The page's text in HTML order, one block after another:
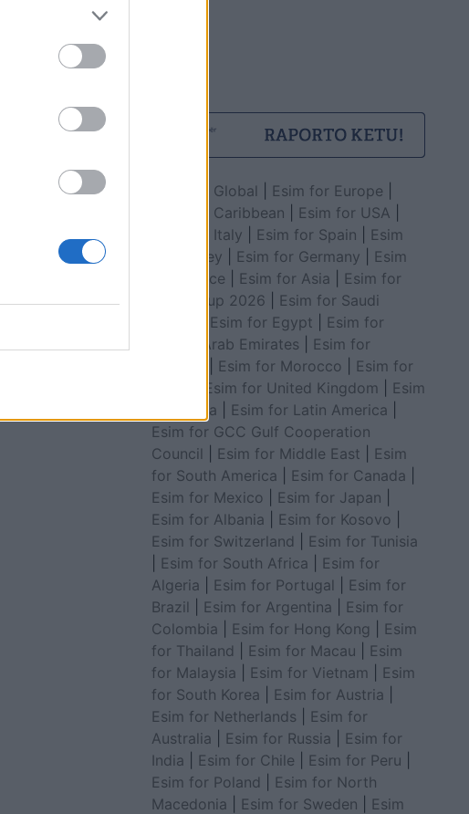
Esim for Global Esim for Europe
Esim for Caribbean
Esim for USA
Esim for Italy
Esim for Spain
Esim
for Turkey
Esim for Germany
Esim
for Greece
Esim for Asia
Esim for
World Cup 2026
Esim for Saudi
Esim for Egypt
Esim for
United Arab Emirates
Esim for
Esim for Morocco
Esim for
Esim for United Kingdom
Esim
for Africa
Esim for Latin America
Esim for GCC Gulf Cooperation
Council
Esim for Middle East
Esim
for South America
Esim for Canada
Esim for Mexico
Esim for Japan
Esim for Albania
Esim for Kosovo
Esim for Switzerland
Esim for Tunisia
Esim for South Africa
Esim for
Algeria
Esim for Portugal
Esim for
Brazil
Esim for Argentina
Esim for
Colombia
Esim for Hong Kong
Esim
for Thailand
Esim for Macau
Esim
for Malaysia
Esim for Vietnam
Esim
for South Korea
Esim for Austria
Esim for Netherlands
Esim for
Australia
Esim for Russia
Esim for
India
Esim for Chile Esim for Peru
Esim for Poland
Esim for North
Macedonia
Esim for Sweden
Esim